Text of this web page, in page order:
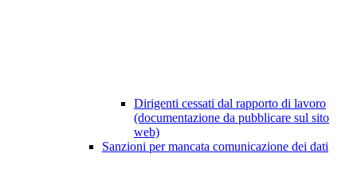
Dirigenti cessati dal rapporto di lavoro
(documentazione da pubblicare sul sito
web)
Sanzioni per mancata comunicazione dei dati